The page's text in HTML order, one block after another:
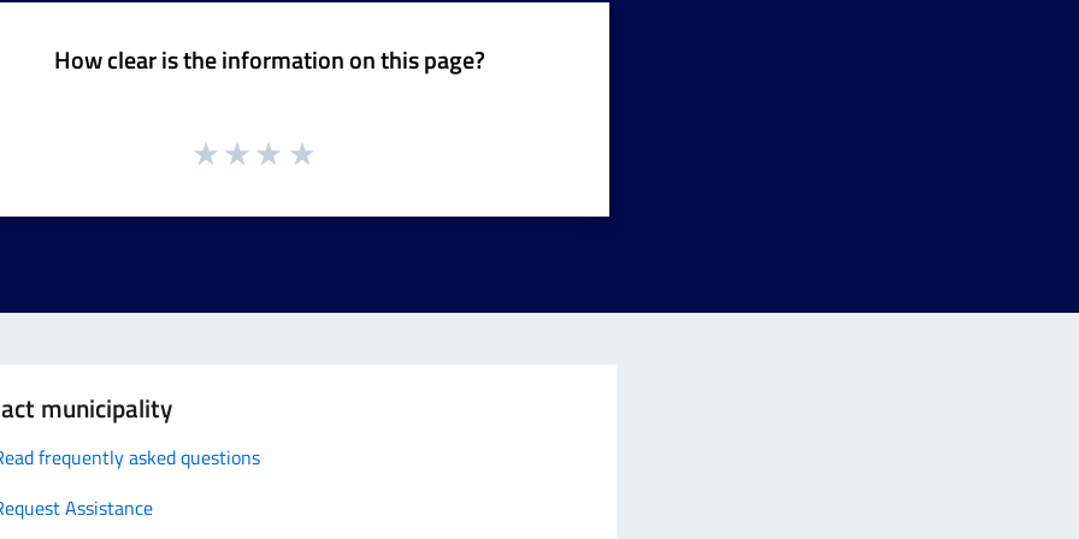
How clear is the information on this page?
municipality
frequently asked questions
Assistance